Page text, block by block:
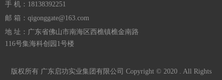
手 机：18138392251
邮 箱：qigonggate@163.com
地 址：广东省佛山市南海区西樵镇樵金南路
116号集海科创园1号楼
版权所有 广东启功实业集团有限公司 Copyright © 2020 . All Rights